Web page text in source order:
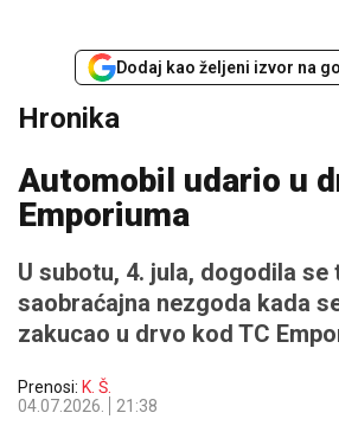
Dodaj kao željeni izvor na
Hronika
Automobil udario u
Emporiuma
U subotu, 4. jula, dogodila se
saobraćajna nezgoda kada
zakucao u drvo kod TC
Prenosi: K. Š.
04.07.2026.
21:38